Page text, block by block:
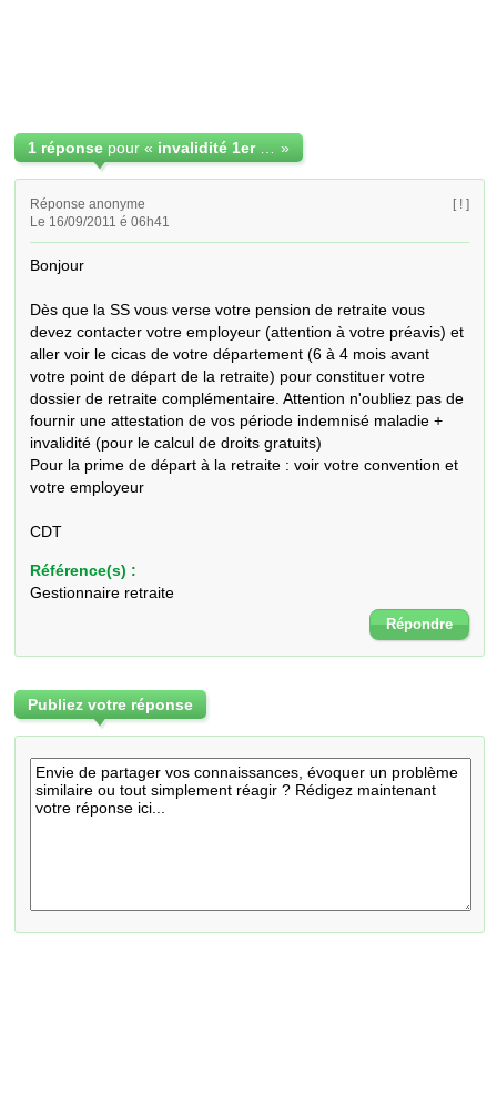
1 réponse pour « »
Réponse anonyme
Le 16/09/2011 é 06h41
[ ! ]
Bonjour
Dès que la SS vous verse votre pension de retraite vous
devez contacter votre employeur (attention à votre préavis) et
aller voir le cicas de votre département (6 à 4 mois avant
votre point de départ de la retraite) pour constituer votre
dossier de retraite complémentaire. Attention n'oubliez pas de
fournir une attestation de vos période indemnisé maladie +
invalidité (pour le calcul de droits gratuits)
Pour la prime de départ à la retraite : voir votre convention et
votre employeur
CDT
Référence(s) :
Gestionnaire retraite
Répondre
Publiez votre réponse